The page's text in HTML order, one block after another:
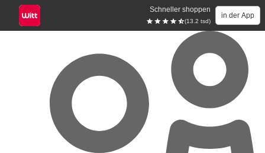
Schneller shoppen
(13.2 tsd)
in der App